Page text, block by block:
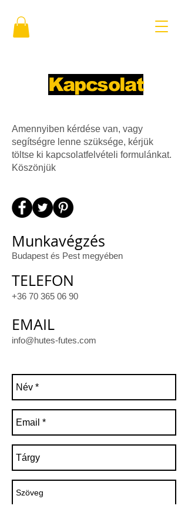
Kapcsolat
Amennyiben kérdése van, vagy
segítségre lenne szüksége, kérjük
töltse ki kapcsolatfelvételi formulánkat.
Köszönjük
Munkavégzés
Budapest és Pest megyében
TELEFON
+36 70 365 06 90
EMAIL
info@hutes-futes.com